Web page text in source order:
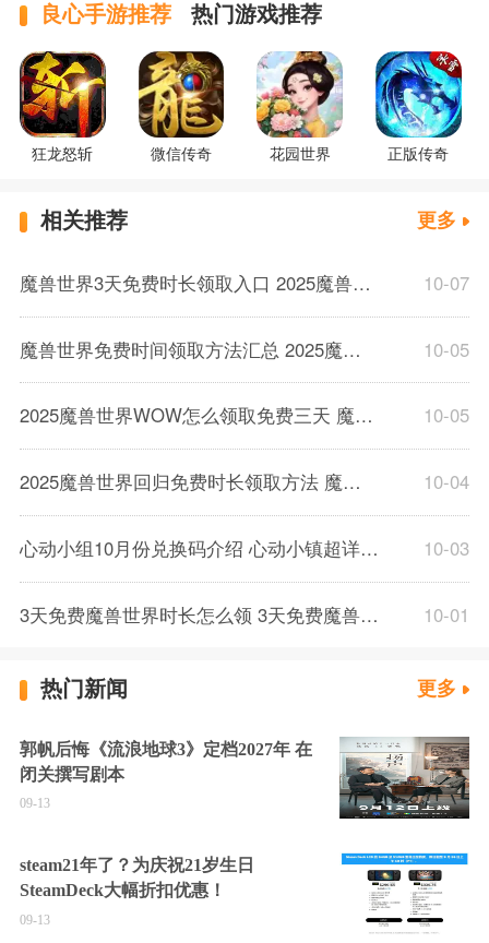
良心手游推荐 热门游戏推荐
狂龙怒斩 微信传奇 花园世界 正版传奇
相关推荐 更多
魔兽世界3天免费时长领取入口 2025魔兽WOW3天免费世界诶领取地址大全 10-07
魔兽世界免费时间领取方法汇总 2025魔兽世界WOW时间免费白嫖地址一览 10-05
2025魔兽世界WOW怎么领取免费三天 魔兽世界三天免费时间领取方法介绍教学 10-05
2025魔兽世界回归免费时长领取方法 魔兽世界回归免费福利在哪 10-04
心动小组10月份兑换码介绍 心动小镇超详细采蘑菇指南及生存攻略 10-03
3天免费魔兽世界时长怎么领 3天免费魔兽世界时长补充渠道攻略 10-01
热门新闻 更多
郭帆后悔《流浪地球3》定档2027年 在
闭关撰写剧本
09-13
steam21年了？为庆祝21岁生日
SteamDeck大幅折扣优惠！
09-13